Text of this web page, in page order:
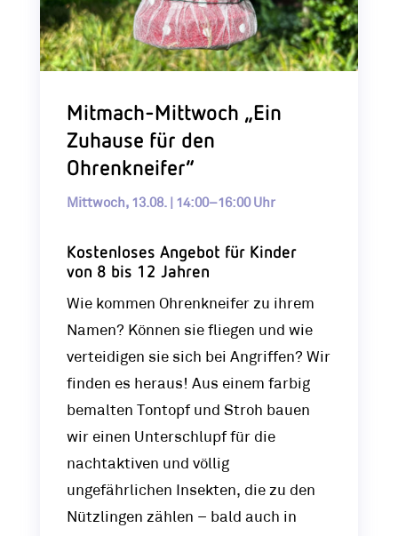
Mitmach-Mittwoch „Ein
Zuhause für den
Ohrenkneifer“
Mittwoch, 13.08. | 14:00–16:00 Uhr
Kostenloses Angebot für Kinder
von 8 bis 12 Jahren
Wie kommen Ohrenkneifer zu ihrem
Namen? Können sie fliegen und wie
verteidigen sie sich bei Angriffen? Wir
finden es heraus! Aus einem farbig
bemalten Tontopf und Stroh bauen
wir einen Unterschlupf für die
nachtaktiven und völlig
ungefährlichen Insekten, die zu den
Nützlingen zählen – bald auch in